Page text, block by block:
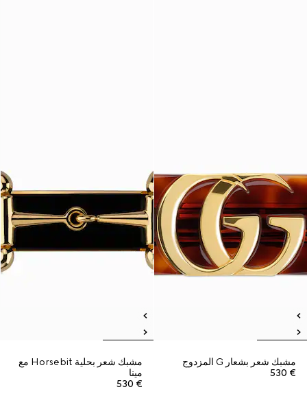
مشبك شعر بشعار G المزدوج
€ 530
مشبك شعر بحلية Horsebit مع
مينا
€ 530